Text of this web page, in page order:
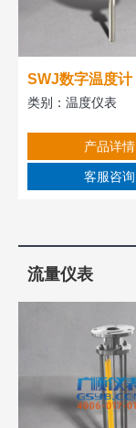
SWJ数字温度计
类别： 温度仪表
产品详情
客服咨询
流量仪表